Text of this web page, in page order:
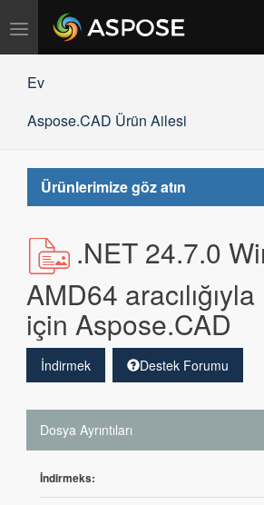
Gezinmeyi
Ev
Aspose.CAD Ürün Ailesi
Ürünlerimize göz atın
.NET 24.7.0
AMD64
için Aspose.CAD
İndirmek Destek Forumu
Dosya Ayrıntıları
İndirmeks: